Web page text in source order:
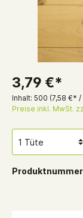
3,79 €*
Inhalt: 500 (7,58 €*
Preise inkl. MwSt.